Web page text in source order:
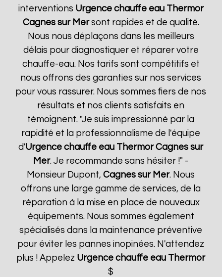
interventions Urgence chauffe eau Thermor
Cagnes sur Mersont rapides et de qualité.
Nous nous déplaçons dans les meilleurs
délais pour diagnostiquer et réparer votre
chauffe-eau. Nos tarifs sont compétitifs et
nous offrons des garanties sur nos services
pour vous rassurer. Nous sommes fiers de nos
résultats et nos clients satisfaits en
témoignent. "Je suis impressionné par la
rapidité et la professionnalisme de l'équipe
d'Urgence chauffe eau Thermor Cagnes sur
Mer. Je recommande sans hésiter !" -
Monsieur Dupont,Cagnes sur Mer. Nous
offrons une large gamme de services, de la
réparation à la mise en place de nouveaux
équipements. Nous sommes également
spécialisés dans la maintenance préventive
pour éviter les pannes inopinées. N'attendez
plus ! Appelez Urgence chauffe eau Thermor
$